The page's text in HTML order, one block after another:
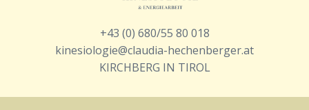
+43 (0) 680/55 80 018
kinesiologie@claudia-hechenberger.at
KIRCHBERG IN TIROL